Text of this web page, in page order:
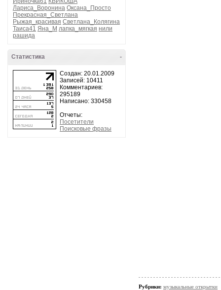
Лариса_Воронина Оксана_Просто
Прекрасная_Светлана
Рыжая_красивая Светлана_Колягина
Таиса41 Яна_М лапка_мягкая нили
рашида
-
Статистика
Создан: 20.01.2009
Записей: 10411
Комментариев:
295189
Написано: 330458
Отчеты:
Посетители
Поисковые фразы
Рубрики: музыкальные открытки